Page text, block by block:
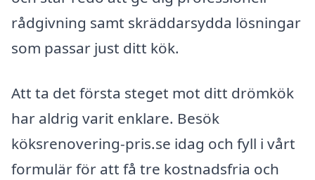
rådgivning samt skräddarsydda lösningar
som passar just ditt kök.
Att ta det första steget mot ditt drömkök
har aldrig varit enklare. Besök
köksrenovering-pris.se idag och fyll i vårt
formulär för att få tre kostnadsfria och